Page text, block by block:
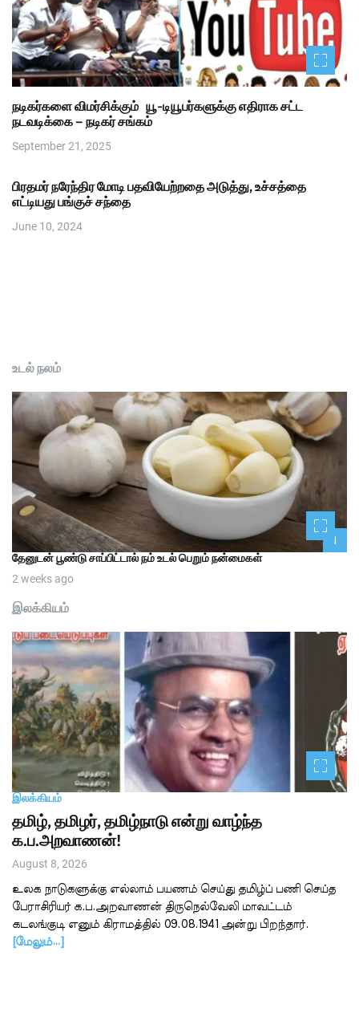
நடிகர்களை விமர்சிக்கும் யூ-டியூபர்களுக்கு எதிராக சட்ட
நடவடிக்கை – நடிகர் சங்கம்
September 21, 2025
பிரதமர் நரேந்திர மோடி பதவியேற்றதை அடுத்து, உச்சத்தை
எட்டியது பங்குச் சந்தை
June 10, 2024
உடல் நலம்
1
தேனுடன் பூண்டு சாப்பிட்டால் நம் உடல் பெறும் நன்மைகள்
2 weeks ago
இலக்கியம்
இலக்கியம்
தமிழ், தமிழர், தமிழ்நாடு என்று வாழ்ந்த
க.ப.அறவாணன்!
August 8, 2026
உலக நாடுகளுக்கு எல்லாம் பயணம் செய்து தமிழ்ப் பணி செய்த
பேராசிரியர் க.ப.அறவாணன் திருநெல்வேலி மாவட்டம்
கடலங்குடி எனும் கிராமத்தில் 09.08.1941 அன்று பிறந்தார்.
[மேலும்…]